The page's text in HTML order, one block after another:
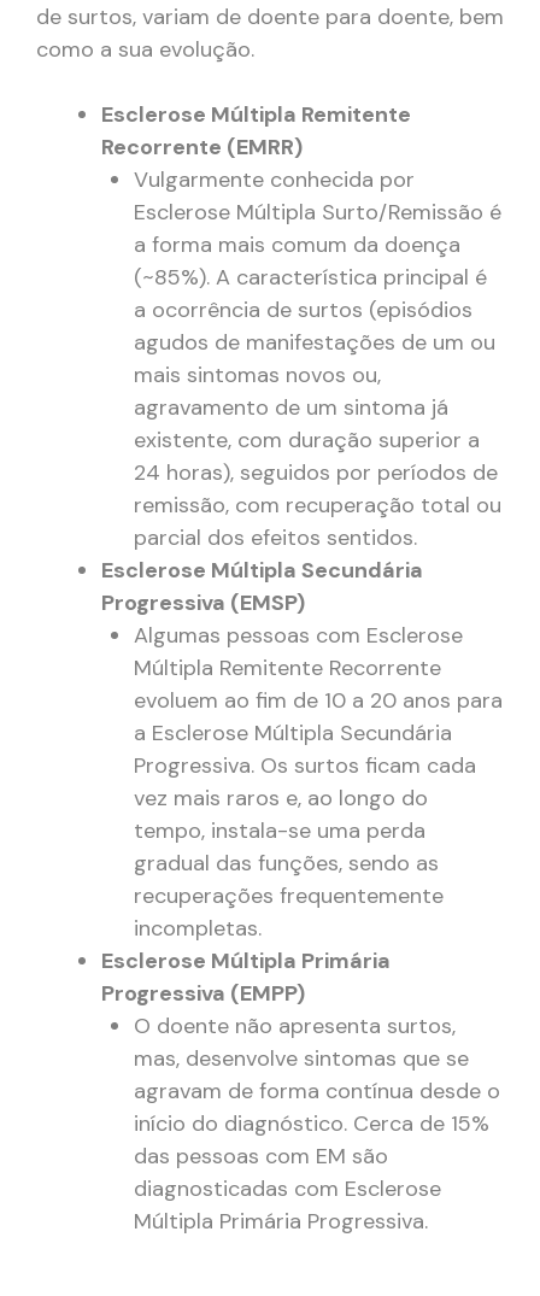
de surtos, variam de doente para doente, bem
como a sua evolução.
Esclerose Múltipla Remitente
Recorrente (EMRR)
Vulgarmente conhecida por
Esclerose Múltipla Surto/Remissão é
a forma mais comum da doença
(~85%). A característica principal é
a ocorrência de surtos (episódios
agudos de manifestações de um ou
mais sintomas novos ou,
agravamento de um sintoma já
existente, com duração superior a
24 horas), seguidos por períodos de
remissão, com recuperação total ou
parcial dos efeitos sentidos.
Esclerose Múltipla Secundária
Progressiva (EMSP)
Algumas pessoas com Esclerose
Múltipla Remitente Recorrente
evoluem ao fim de 10 a 20 anos para
a Esclerose Múltipla Secundária
Progressiva. Os surtos ficam cada
vez mais raros e, ao longo do
tempo, instala-se uma perda
gradual das funções, sendo as
recuperações frequentemente
incompletas.
Esclerose Múltipla Primária
Progressiva (EMPP)
O doente não apresenta surtos,
mas, desenvolve sintomas que se
agravam de forma contínua desde o
início do diagnóstico. Cerca de 15%
das pessoas com EM são
diagnosticadas com Esclerose
Múltipla Primária Progressiva.